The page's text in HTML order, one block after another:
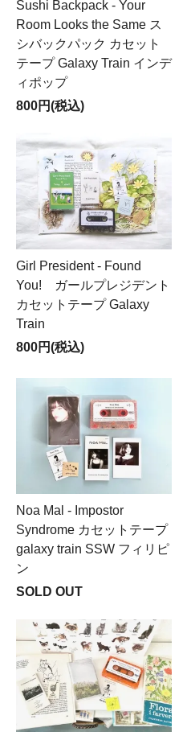
Sushi Backpack - Your
Room Looks the Same ス
シバックパック カセット
テープ Galaxy Train インデ
ィポップ
800円(税込)
Girl President - Found
You! ガールプレジデント
カセットテープ Galaxy
Train
800円(税込)
Noa Mal - Impostor
Syndrome カセットテープ
galaxy train SSW フィリピ
ン
SOLD OUT